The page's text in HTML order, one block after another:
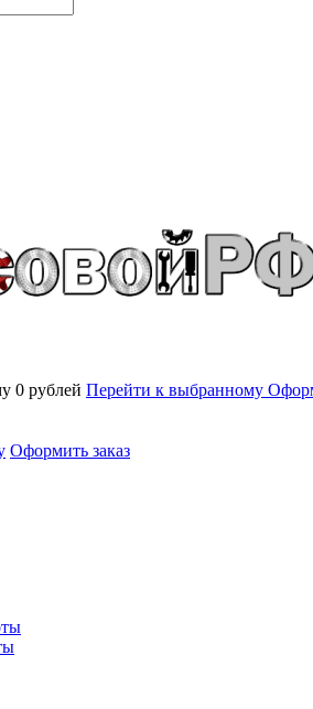
0 рублей Перейти к выбранному
Оформить заказ